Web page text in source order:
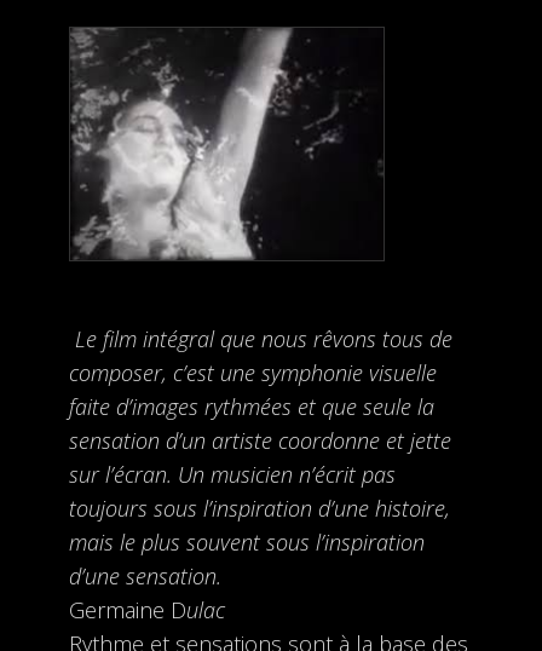
Le film intégral que nous rêvons tous de
composer, c’est une symphonie visuelle
faite d’images rythmées et que seule la
sensation d’un artiste coordonne et jette
sur l’écran. Un musicien n’écrit pas
toujours sous l’inspiration d’une histoire,
mais le plus souvent sous l’inspiration
d’une sensation.
Germaine Dulac
Rythme et sensations sont à la base des